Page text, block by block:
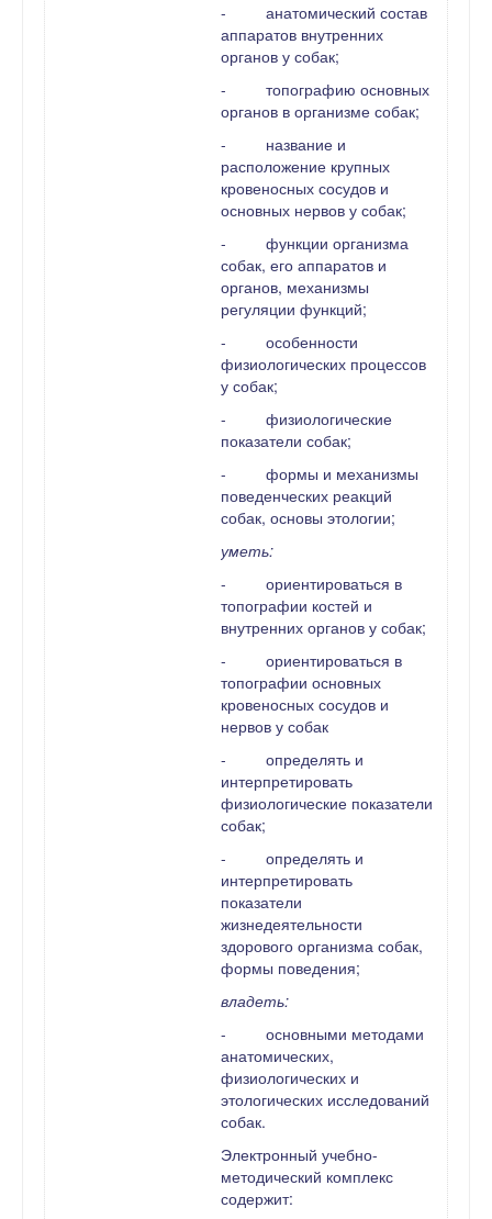
-анатомический состав
аппаратов внутренних
органов у собак;
-топографию основных
органов в организме собак;
- название и
расположение крупных
кровеносных сосудов и
основных нервов у собак;
-функции организма
собак, его аппаратов и
органов, механизмы
регуляции функций;
-особенности
физиологических процессов
у собак;
-физиологические
показатели собак;
-формы и механизмы
поведенческих реакций
собак, основы этологии;
уметь:
-ориентироваться в
топографии костей и
внутренних органов у собак;
-ориентироваться в
топографии основных
кровеносных сосудов и
нервов у собак
-определять и
интерпретировать
физиологические показатели
собак;
-определять и
интерпретировать
показатели
жизнедеятельности
здорового организма собак,
формы поведения;
владеть:
-основными методами
анатомических,
физиологических и
этологических исследований
собак.
Электронный учебно-
методический комплекс
содержит: